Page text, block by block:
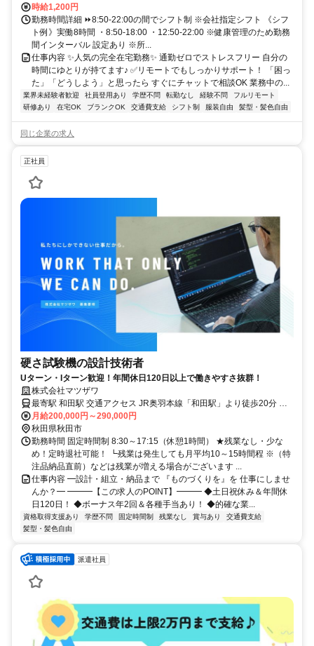
時給1,200円
勤務時間詳細 ⏩8:50-22:00の間でシフト制 ※会社指定シフト 《シフ
ト例》実働8時間 ・8:50-18:00 ・12:50-22:00 ※健康管理のため勤務
間インターバル 設定あり ※所...
仕事内容 ✨人気の完全在宅勤務✨ 通勤ゼロでストレスフリー 自分の
時間にゆとりが持てます♪ ✅リモートでもしっかりサポート！ 「困っ
た」「どうしよう」と思ったら すぐにチャットで相談OK 業務中の...
業界未経験者歓迎 社員登用あり 学歴不問 転勤なし 経験不問
フルリモート
研修あり
在宅OK ブランクOK 交通費支給 シフト制 服装自由 髪型・髪色自由
同じ企業の求人
正社員
硬さ試験機の設計技術者
Uターン・Iターン歓迎！年間休日120日以上で働きやすさ抜群！
株式会社マツザワ
最寄駅 和田駅 交通アクセス JR奥羽本線「和田駅」より徒歩20分 ☆
マイカー通勤OK！駐車場あり！
月給200,000円～290,000円
秋田県秋田市
勤務時間 固定時間制 8:30～17:15（休憩1時間） ★残業なし・少な
め！定時退社可能！ ┗残業は発生しても月平均10～15時間程 ※（特
注品納品直前）などは残業が増える場合がございます ...
仕事内容 ━設計・組立・納品まで 『ものづくりを』を 仕事にしませ
んか？━ ━━━【この求人のPOINT】━━━ ◆土日祝休み＆年間休
日120日！ ◆ボーナス年2回＆各種手当あり！ ◆的確な業...
資格取得支援あり 学歴不問 固定時間制 残業なし 賞与あり
交通費支給
髪型・髪色自由
派遣社員